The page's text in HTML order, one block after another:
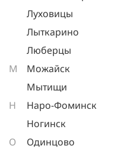
Луховицы
Лыткарино
Люберцы
М
Можайск
Мытищи
Н
Наро-Фоминск
Ногинск
О
Одинцово